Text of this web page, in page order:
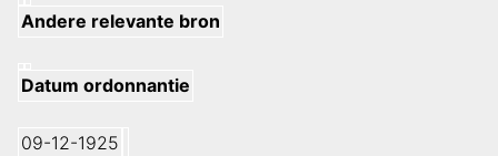
Andere relevante bron
Datum ordonnantie
09-12-1925